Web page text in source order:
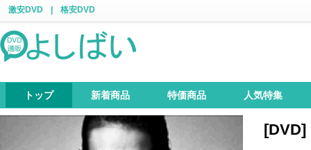
激安DVD 格安DVD
トップ 新着商品 特価商品 人気特集
[DVD]